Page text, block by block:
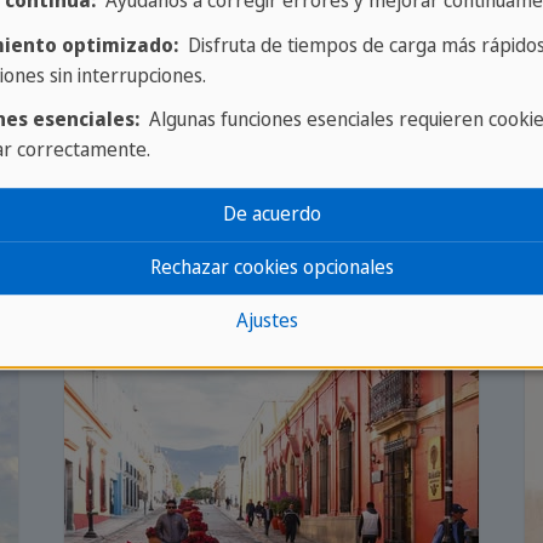
tus vacaciones en
optimizado:Disfruta de tiempos de carga más
sin interrupciones.
esenciales:Algunas funciones esenciales requieren
correctamente.
Ajustes
Rechazar cookies opcionales
De acuerdo